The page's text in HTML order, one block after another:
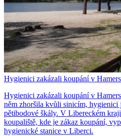
Hygienici zakázali koupání v
Hygienici zakázali koupání v
něm zhoršila kvůli sinicím, hygienici
pětibodové škály. V Libereckém
koupaliště, kde je zákaz koupání,
hygienické stanice v Liberci.